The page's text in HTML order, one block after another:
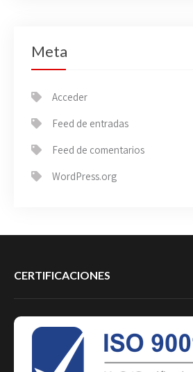
Meta
Acceder
Feed de entradas
Feed de comentarios
WordPress.org
CERTIFICACIONES